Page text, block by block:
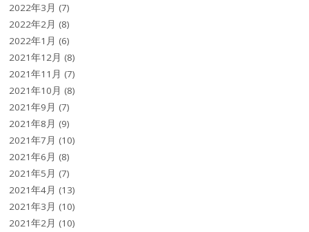
2022年3月 (7)
2022年2月 (8)
2022年1月 (6)
2021年12月 (8)
2021年11月 (7)
2021年10月 (8)
2021年9月 (7)
2021年8月 (9)
2021年7月 (10)
2021年6月 (8)
2021年5月 (7)
2021年4月 (13)
2021年3月 (10)
2021年2月 (10)